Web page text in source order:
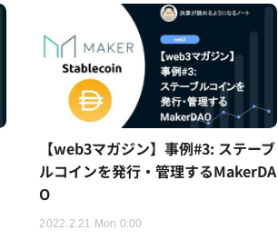
【web3マガジン】事例#3: ステーブ
ルコインを発行・管理するMakerDA
O
2022.2.21 Mon 0:00